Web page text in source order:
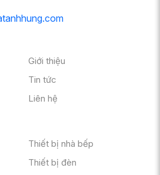
Giới thiệu
Tin tức
Liên hệ
Thiết bị nhà bếp
Thiết bị đèn